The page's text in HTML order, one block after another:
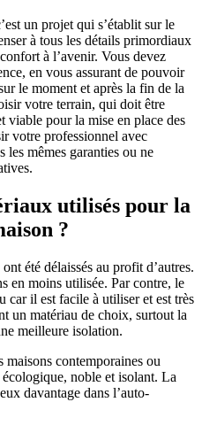
un projet qui s’établit sur le
à tous les détails primordiaux
à l’avenir. Vous devez
en vous assurant de pouvoir
le moment et après la fin de la
votre terrain, qui doit être
viable pour la mise en place des
votre professionnel avec
les mêmes garanties ou ne
utilisés pour la
?
été délaissés au profit d’autres.
en moins utilisée. Par contre, le
car il est facile à utiliser et est très
un matériau de choix, surtout la
meilleure isolation.
contemporaines ou
noble et isolant. La
davantage dans l’auto-